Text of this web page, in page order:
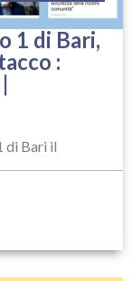
1 di Bari,
:
di Bari il